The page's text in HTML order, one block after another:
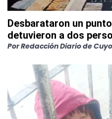
Desbarataron un
detuvieron a dos
PorRedacción Diario de Cuyo